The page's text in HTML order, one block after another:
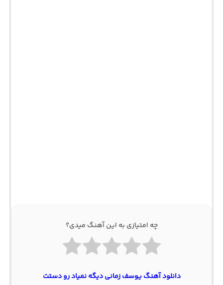
چه امتیازی به این آهنگ میدی؟
دانلود آهنگ یوسف زمانی دﻳﮕﻪ ﻧﻤﻴﺎد رو دﺳﺘﺖ